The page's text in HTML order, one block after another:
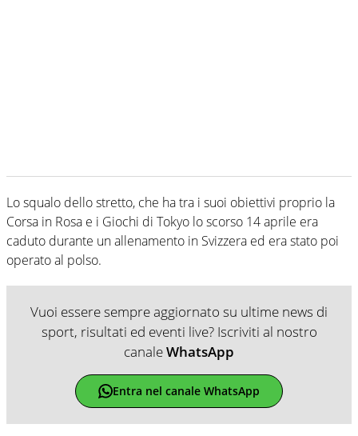
Lo squalo dello stretto, che ha tra i suoi obiettivi proprio la
Corsa in Rosa e i Giochi di Tokyo lo scorso 14 aprile era
caduto durante un allenamento in Svizzera ed era stato poi
operato al polso.
Vuoi essere sempre aggiornato su ultime news di
sport, risultati ed eventi live? Iscriviti al nostro
canaleWhatsApp
Entra nel canale WhatsApp